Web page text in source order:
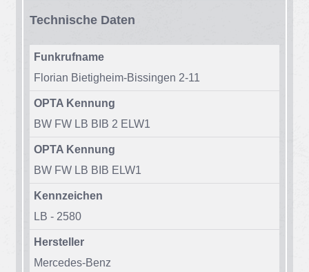
Tech­ni­sche Da­ten
Funkrufname
Flo­ri­an Bie­tig­heim-Bis­sin­gen 2-11
OPTA Kennung
BW FW LB BIB 2 ELW1
OPTA Kennung
BW FW LB BIB ELW1
Kennzeichen
LB - 2580
Hersteller
Mer­ce­des-Benz